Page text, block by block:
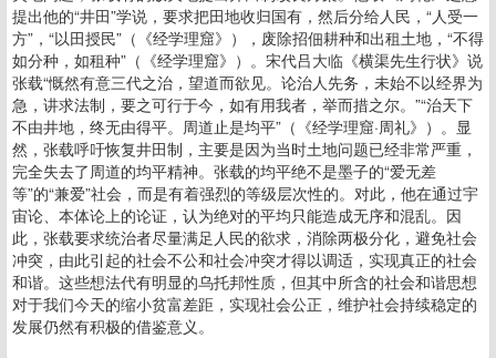
提出他的“井田”学说，要求把田地收归国有，然后分给人民，“人受一
方”，“以田授民”（《经学理窟》），废除招佃耕种和出租土地，“不得
如分种，如租种”（《经学理窟》）。宋代吕大临《横渠先生行状》说
张载“慨然有意三代之治，望道而欲见。论治人先务，未始不以经界为
急，讲求法制，要之可行于今，如有用我者，举而措之尔。”“治天下
不由井地，终无由得平。周道止是均平”（《经学理窟·周礼》）。显
然，张载呼吁恢复井田制，主要是因为当时土地问题已经非常严重，
完全失去了周道的均平精神。张载的均平绝不是墨子的“爱无差
等”的“兼爱”社会，而是有着强烈的等级层次性的。对此，他在通过宇
宙论、本体论上的论证，认为绝对的平均只能造成无序和混乱。因
此，张载要求统治者尽量满足人民的欲求，消除两极分化，避免社会
冲突，由此引起的社会不公和社会冲突才得以调适，实现真正的社会
和谐。这些想法代有明显的乌托邦性质，但其中所含的社会和谐思想
对于我们今天的缩小贫富差距，实现社会公正，维护社会持续稳定的
发展仍然有积极的借鉴意义。